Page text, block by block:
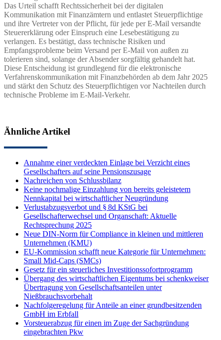
Das Urteil schafft Rechtssicherheit bei der digitalen
Kommunikation mit Finanzämtern und entlastet Steuerpflichtige
und ihre Vertreter von der Pflicht, für jede per E-Mail versandte
Steuererklärung oder Einspruch eine Lesebestätigung zu
verlangen. Es bestätigt, dass technische Risiken und
Empfangsprobleme beim Versand per E-Mail von außen zu
tolerieren sind, solange der Absender sorgfältig gehandelt hat.
Diese Entscheidung ist grundlegend für die elektronische
Verfahrenskommunikation mit Finanzbehörden ab dem Jahr 2025
und stärkt den Schutz des Steuerpflichtigen vor Nachteilen durch
technische Probleme im E-Mail-Verkehr.
Ähnliche Artikel
Annahme einer verdeckten Einlage bei Verzicht eines
Gesellschafters auf seine Pensionszusage
Nachreichen von Schlussbilanz
Keine nochmalige Einzahlung von bereits geleistetem
Nennkapital bei wirtschaftlicher Neugründung
Verlustabzugsverbot und § 8d KStG bei
Gesellschafterwechsel und Organschaft: Aktuelle
Rechtsprechung 2025
Neue DIN-Norm für Compliance in kleinen und mittleren
Unternehmen (KMU)
EU-Kommission schafft neue Kategorie für Unternehmen:
Small Mid-Caps (SMCs)
Gesetz für ein steuerliches Investitionssofortprogramm
Übergang des wirtschaftlichen Eigentums bei schenkweiser
Übertragung von Gesellschaftsanteilen unter
Nießbrauchsvorbehalt
Nachfolgeregelung für Anteile an einer grundbesitzenden
GmbH im Erbfall
Vorsteuerabzug für einen im Zuge der Sachgründung
eingebrachten Pkw